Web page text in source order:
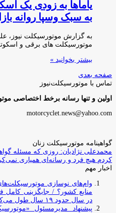
یاماها به زودی یک
به سبک وسپا روانه
به گزارش موتورسیکلت نیوز،
موتورسیکلت های برقی و
بیشتر بخوانید »
صفحه بعدی
تماس با موتورسیکلت‌نیوز
اولین و تنها رسانه برخط اختصاصی
motorcyclet.news@yahoo.com
گواهینامه موتورسیکلت زنان
محمدعلی نژادیان: روزی که مسئله
کردم هیچ فرد و رسانه‌ای همیاری
اخبار مهم
وام‌های نوسازی
در سال حدود ۱۹ سال طول می‌کشد
پیشنهاد مدیرمسئول